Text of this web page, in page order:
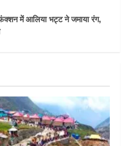
में आलिया भट्ट ने जमाया रंग,